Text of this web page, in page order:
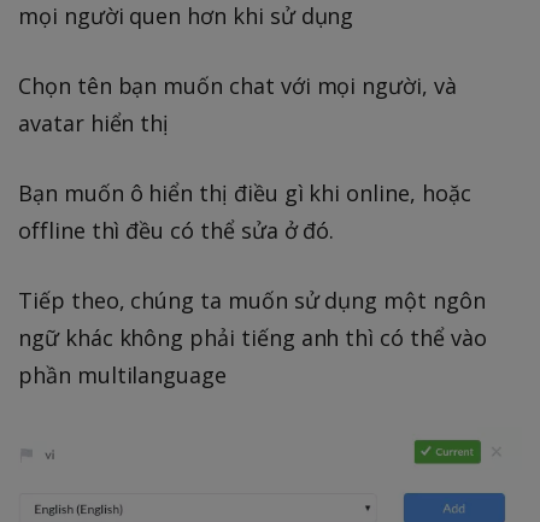
mọi người quen hơn khi sử dụng
Chọn tên bạn muốn chat với mọi người, và
avatar hiển thị
Bạn muốn ô hiển thị điều gì khi online, hoặc
offline thì đều có thể sửa ở đó.
Tiếp theo, chúng ta muốn sử dụng một ngôn
ngữ khác không phải tiếng anh thì có thể vào
phần multilanguage